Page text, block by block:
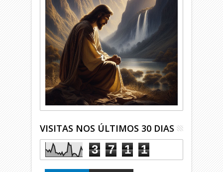
VISITAS NOS ÚLTIMOS 30 DIAS
3 7 1 1